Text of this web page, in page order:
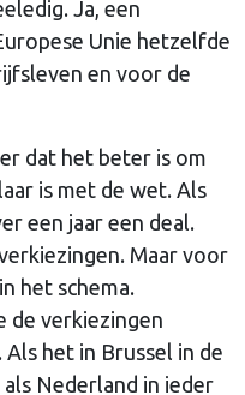
Ja, een
Unie hetzelfde
en voor de
dat het beter is om
is met de wet. Als
een jaar een deal.
Maar voor
het schema.
de verkiezingen
het in Brussel in de
Nederland in ieder